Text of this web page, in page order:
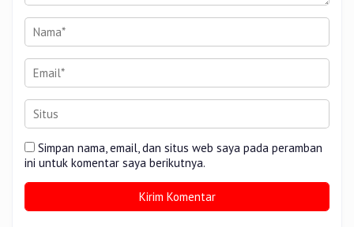
Simpan nama, email, dan situs web saya pada peramban
ini untuk komentar saya berikutnya.